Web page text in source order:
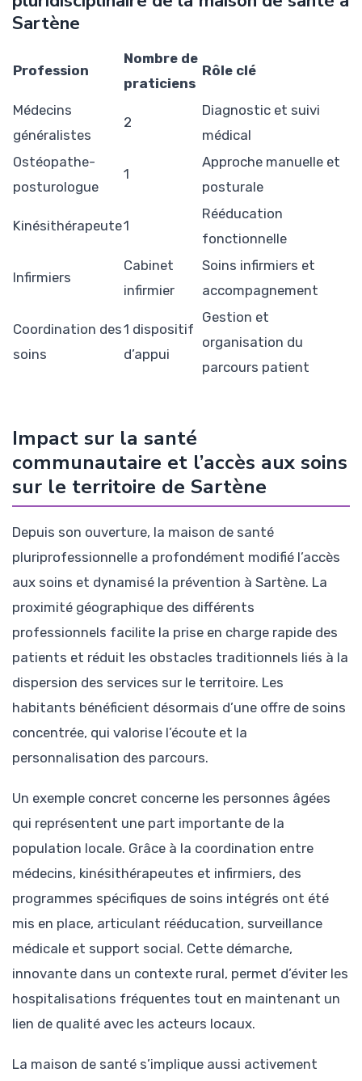
Sartène
Profession
Nombre de
praticiens
Rôle clé
Médecins
généralistes
2
Diagnostic et suivi
médical
Ostéopathe-
posturologue
1
Approche manuelle et
posturale
Kinésithérapeute1
Rééducation
fonctionnelle
Infirmiers
Cabinet
infirmier
Soins infirmiers et
accompagnement
Coordination des
soins
1 dispositif
d’appui
Gestion et
organisation du
parcours patient
Impact sur la santé
communautaire et l’accès aux soins
sur le territoire de Sartène
Depuis son ouverture, la maison de santé
pluriprofessionnelle a profondément modifié l’accès
aux soins et dynamisé la prévention à Sartène. La
proximité géographique des différents
professionnels facilite la prise en charge rapide des
patients et réduit les obstacles traditionnels liés à la
dispersion des services sur le territoire. Les
habitants bénéficient désormais d’une offre de soins
concentrée, qui valorise l’écoute et la
personnalisation des parcours.
Un exemple concret concerne les personnes âgées
qui représentent une part importante de la
population locale. Grâce à la coordination entre
médecins, kinésithérapeutes et infirmiers, des
programmes spécifiques de soins intégrés ont été
mis en place, articulant rééducation, surveillance
médicale et support social. Cette démarche,
innovante dans un contexte rural, permet d’éviter les
hospitalisations fréquentes tout en maintenant un
lien de qualité avec les acteurs locaux.
La maison de santé s’implique aussi activement